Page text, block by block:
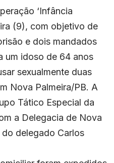
‘Infância
(9), com objetivo de
e dois mandados
um idoso de 64 anos
sexualmente duas
Nova Palmeira/PB. A
Tático Especial da
a Delegacia de Nova
delegado Carlos